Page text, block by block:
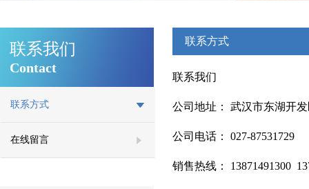
联系我们
Contact
联系方式
在线留言
联系方式
联系我们
公司地址： 武汉市东湖开
公司电话： 027-87531729
销售热线： 13871491300